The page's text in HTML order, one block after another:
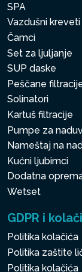
SPA
Vazdušni kreveti
Čamci
Set za ljuljanje
SUP daske
Peščane
Solinatori
Kartuš filtracije
Pumpe za
Nameštaj na
Kućni ljubimci
Dodatna
Wetset
GDPR i
Politika kolačića
Politika zaštite
Politika kolačića